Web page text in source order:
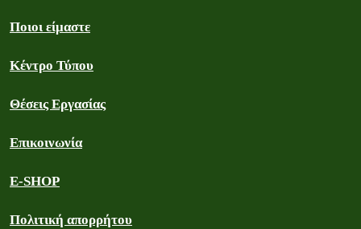
Ποιοι είμαστε
Κέντρο Τύπου
Θέσεις Εργασίας
Επικοινωνία
E-SHOP
Πολιτική απορρήτου